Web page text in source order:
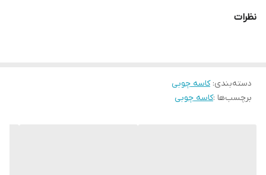
نظرات
دسته‌بندی:کاسه چوبی
برچسب‌ها :کاسه چوبی